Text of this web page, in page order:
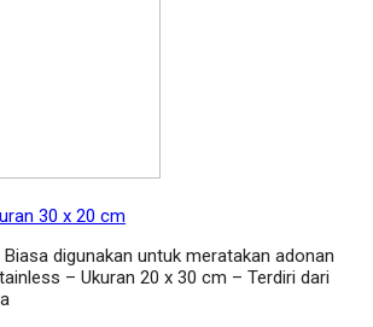
30 x 20 cm
digunakan untuk meratakan adonan
– Ukuran 20 x 30 cm – Terdiri dari